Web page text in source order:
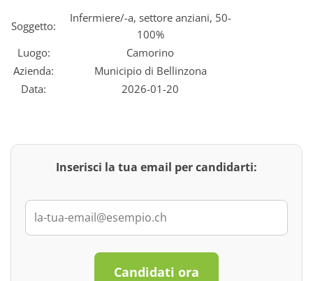
Soggetto:
Infermiere/-a, settore anziani, 50-
100%
Luogo:
Camorino
Azienda:
Municipio di Bellinzona
Data:
2026-01-20
Inserisci la tua email per candidarti:
Candidati ora